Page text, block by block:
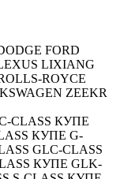
FORD
LIXIANG
ROYCE
ZEEKR
CLASS КУПЕ
КУПЕ G-
GLC-CLASS
КУПЕ GLK-